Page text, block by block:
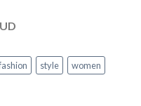
style women